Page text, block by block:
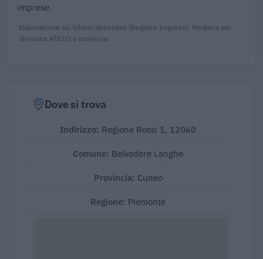
imprese.
Elaborazione sui bilanci depositati (Registro Imprese). Mediana per
divisione ATECO e provincia.
Dove si trova
Indirizzo: Regione Rossi 1, 12060
Comune: Belvedere Langhe
Provincia: Cuneo
Regione: Piemonte